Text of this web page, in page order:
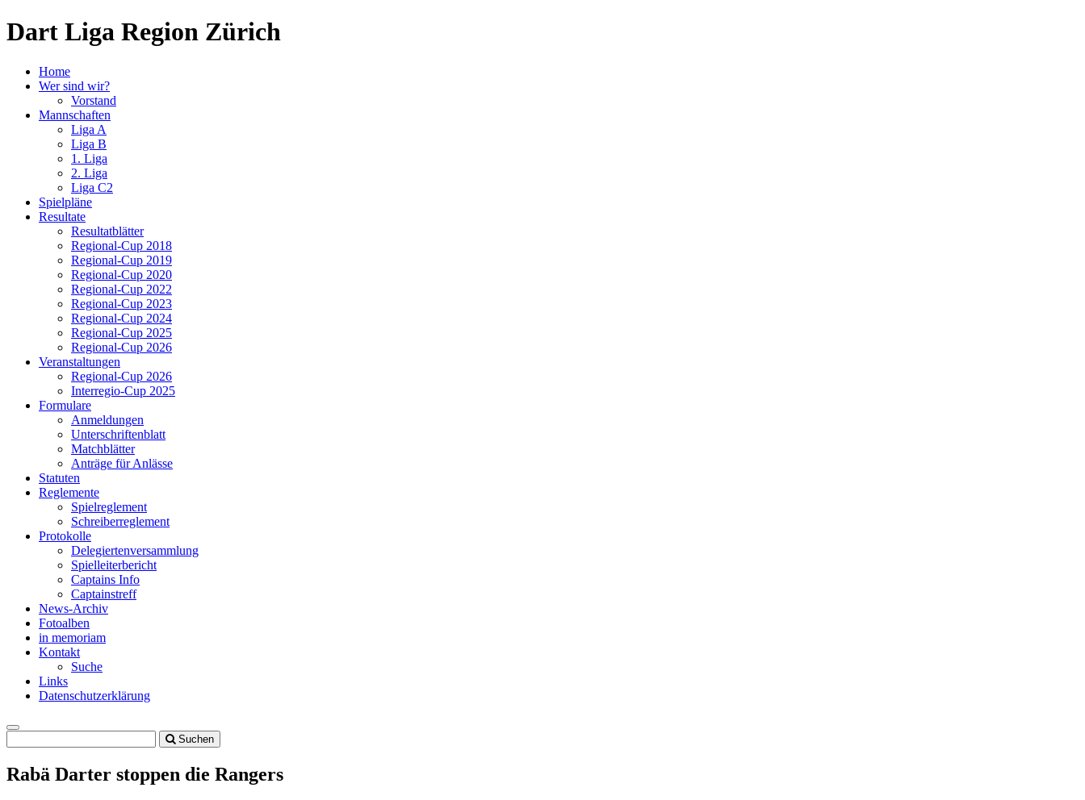
Dart Liga Region Zürich
Home
Wer sind wir?
Vorstand
Mannschaften
Liga A
Liga B
1. Liga
2. Liga
Liga C2
Spielpläne
Resultate
Resultatblätter
Regional-Cup 2018
Regional-Cup 2019
Regional-Cup 2020
Regional-Cup 2022
Regional-Cup 2023
Regional-Cup 2024
Regional-Cup 2025
Regional-Cup 2026
Veranstaltungen
Regional-Cup 2026
Interregio-Cup 2025
Formulare
Anmeldungen
Unterschriftenblatt
Matchblätter
Anträge für Anlässe
Statuten
Reglemente
Spielreglement
Schreiberreglement
Protokolle
Delegiertenversammlung
Spielleiterbericht
Captains Info
Captainstreff
News-Archiv
Fotoalben
in memoriam
Kontakt
Suche
Links
Datenschutzerklärung
Toggle
navigation
Suchen
Rabä Darter stoppen die Rangers